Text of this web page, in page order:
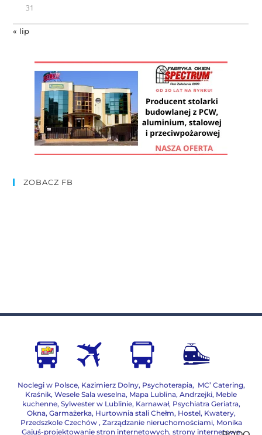
31
« lip
ZOBACZ FB
Noclegi w Polsce, Kazimierz Dolny, Psychoterapia, MC’ Catering,
Kraśnik, Wesele Sala weselna, Mapa Lublina, Andrzejki, Meble
kuchenne, Sylwester w Lublinie, Karnawał, Psychiatra Geriatra,
Okna, Garmażerka, Hurtownia stali Chełm, Hostel, Kwatery,
Przedszkole Czechów , Zarządzanie nieruchomościami, Monika
Gajuś-projektowanie stron internetowych, strony internetowe